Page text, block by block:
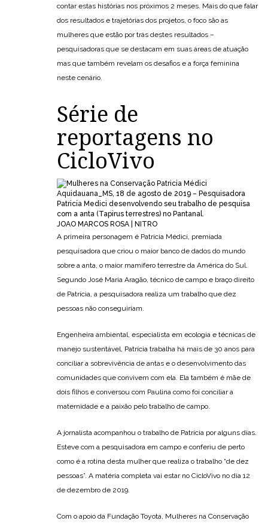
contar estas histórias nos próximos 2 meses. Mais do que falar
dos resultados e trajetórias dos projetos, o foco são as
mulheres que estão por trás destes resultados –
pesquisadoras que se destacam em suas áreas de atuação
mas que também revelam os desafios e a força feminina
neste cenário.
Série de
reportagens no
CicloVivo
Aquidauana_MS, 18 de agosto de 2019 – Pesquisadora
Patricia Medici desenvolvendo seu trabalho de pesquisa
com a anta (Tapirus terrestres) no Pantanal.
JOAO MARCOS ROSA | NITRO
A primeira personagem é Patrícia Médici, premiada
pesquisadora que criou o maior banco de dados do mundo
sobre a anta, o maior mamífero terrestre da América do Sul.
Segundo José Maria Aragão, técnico de campo e braço direito
de Patrícia, a pesquisadora realiza um trabalho que dez
pessoas não conseguiriam.
Engenheira ambiental, especialista em ecologia e técnicas de
manejo sustentável, Patrícia trabalha há mais de 30 anos para
conciliar a sobrevivência de antas e o desenvolvimento das
comunidades que convivem com ela. Ela também é mãe de
dois filhos e conversou com Paulina como foi conciliar a
maternidade e a paixão pelo trabalho de campo.
A jornalista acompanhou o trabalho de Patrícia por alguns dias.
Esteve com a pesquisadora em campo e conferiu de perto
como é a rotina desta mulher que realiza o trabalho “de dez
pessoas”. A matéria completa vai estar no CicloVivo no dia 12
de dezembro de 2019.
Com o apoio da Fundação Toyota, Mulheres na Conservação